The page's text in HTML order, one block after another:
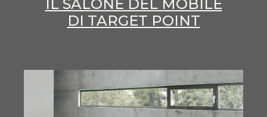
IL SALONE DEL MOBILE
DI TARGET POINT